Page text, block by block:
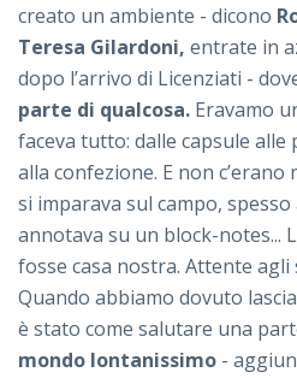
creato un ambiente - dicono
Teresa Gilardoni, entrate in
dopo l’arrivo di Licenziati -
parte di qualcosa. Eravamo
faceva tutto: dalle capsule alle
alla confezione. E non
si imparava sul campo,
annotava su un block-notes...
fosse casa nostra. Attente agli
Quando abbiamo dovuto
è stato come salutare una
mondo lontanissimo -